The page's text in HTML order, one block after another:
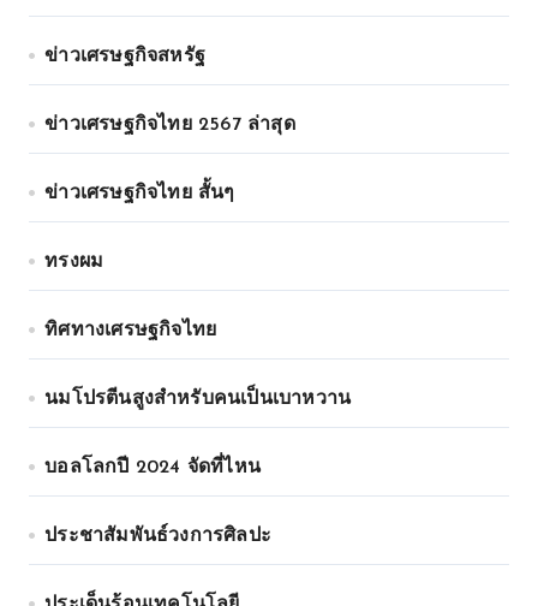
ข่าวเศรษฐกิจสหรัฐ
ข่าวเศรษฐกิจไทย 2567 ล่าสุด
ข่าวเศรษฐกิจไทย สั้นๆ
ทรงผม
ทิศทางเศรษฐกิจไทย
นมโปรตีนสูงสำหรับคนเป็นเบาหวาน
บอลโลกปี 2024 จัดที่ไหน
ประชาสัมพันธ์วงการศิลปะ